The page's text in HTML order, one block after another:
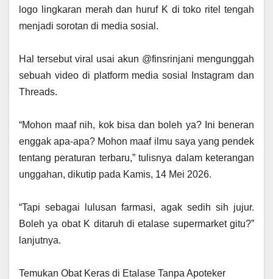
logo lingkaran merah dan huruf K di toko ritel tengah
menjadi sorotan di media sosial.
‎Hal tersebut viral usai akun @finsrinjani mengunggah
sebuah video di platform media sosial Instagram dan
Threads.
‎“Mohon maaf nih, kok bisa dan boleh ya? Ini beneran
enggak apa-apa? Mohon maaf ilmu saya yang pendek
tentang peraturan terbaru,” tulisnya dalam keterangan
unggahan, dikutip pada Kamis, 14 Mei 2026.
‎“Tapi sebagai lulusan farmasi, agak sedih sih jujur.
Boleh ya obat K ditaruh di etalase supermarket gitu?”
lanjutnya.
‎Temukan Obat Keras di Etalase Tanpa Apoteker